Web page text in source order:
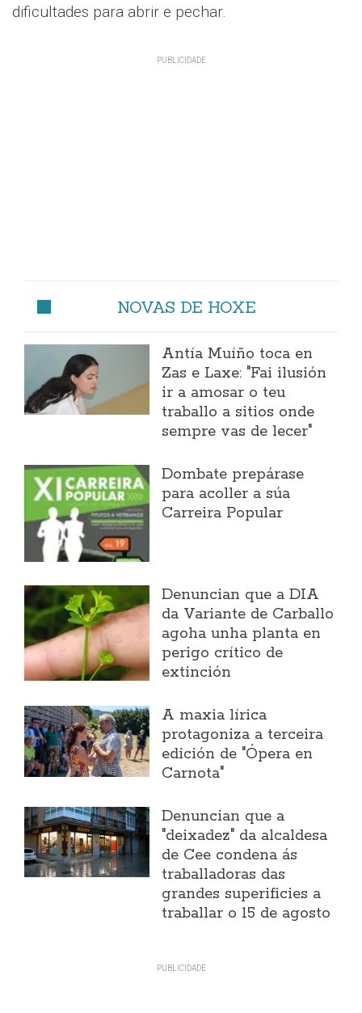
dificultades para abrir e pechar.
NOVAS DE HOXE
Antía Muíño toca en
Zas e Laxe: "Fai ilusión
ir a amosar o teu
traballo a sitios onde
sempre vas de lecer"
Dombate prepárase
para acoller a súa
Carreira Popular
Denuncian que a DIA
da Variante de Carballo
agoha unha planta en
perigo crítico de
extinción
A maxia lírica
protagoniza a terceira
edición de "Ópera en
Carnota"
Denuncian que a
"deixadez" da alcaldesa
de Cee condena ás
traballadoras das
grandes superificies a
traballar o 15 de agosto